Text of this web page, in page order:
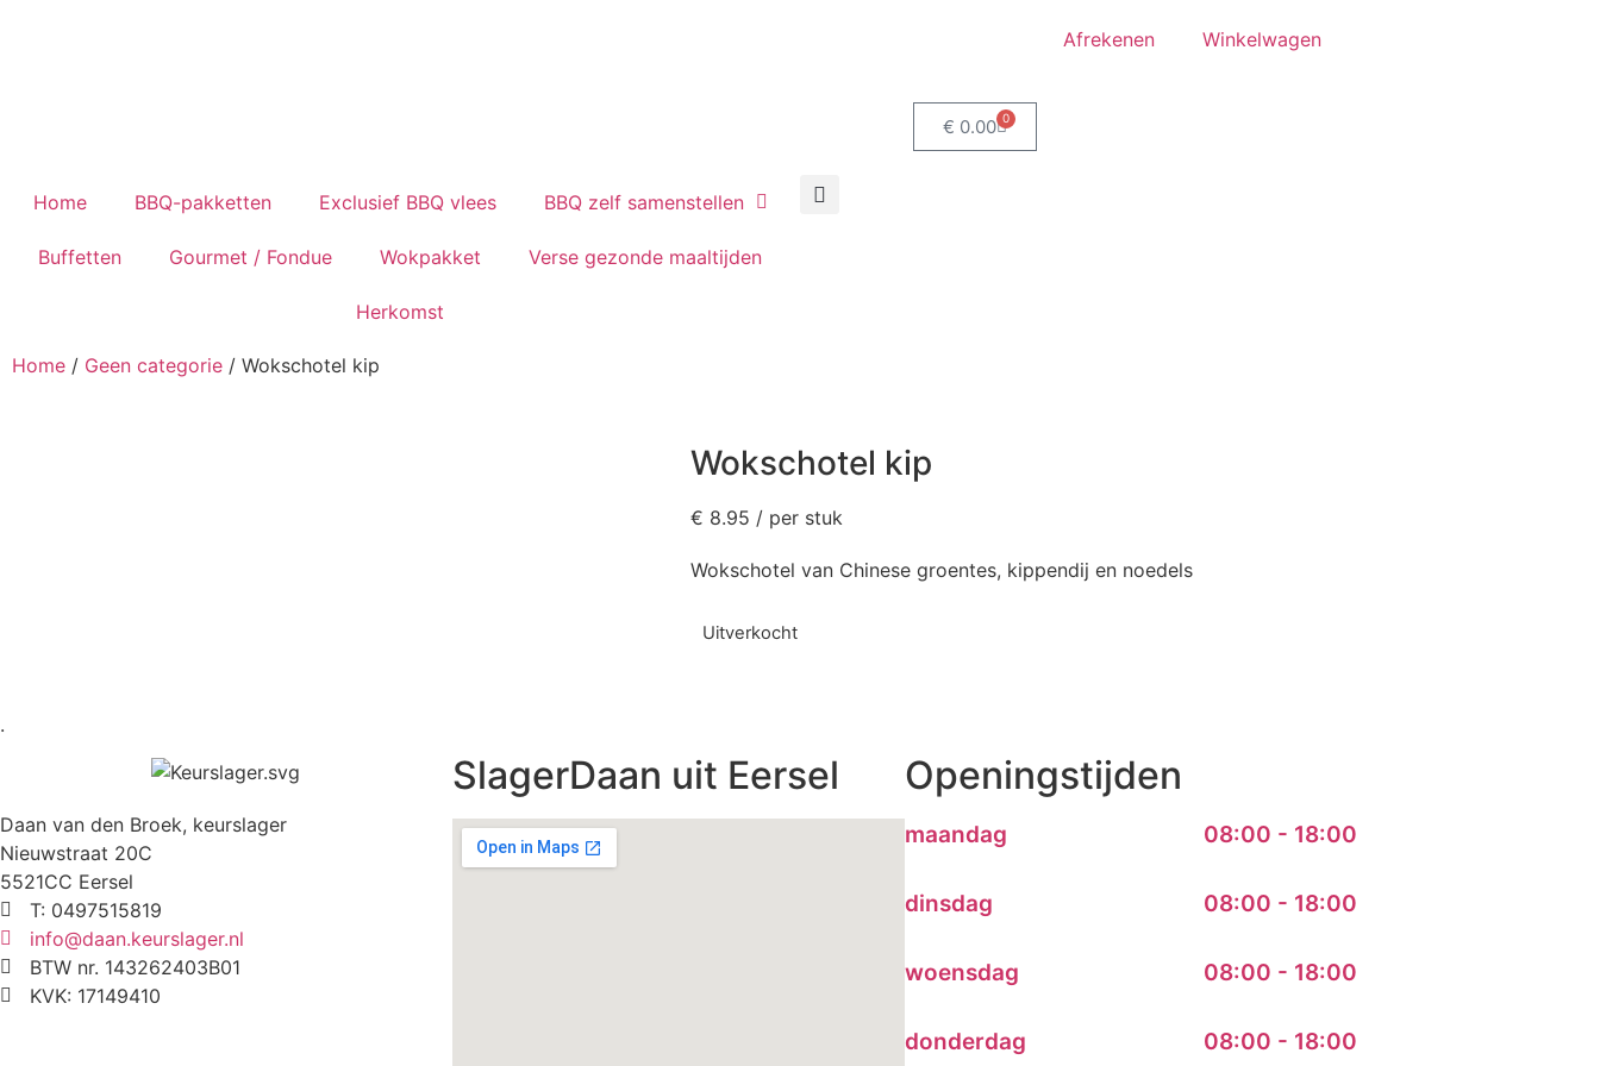
Afrekenen Winkelwagen
€ 0.00 0
Home BBQ-pakketten Exclusief BBQ vlees BBQ zelf samenstellen
Buffetten Gourmet / Fondue Wokpakket Verse gezonde maaltijden
Herkomst
Home / Geen categorie / Wokschotel kip
Wokschotel kip
€ 8.95 / per stuk
Wokschotel van Chinese groentes, kippendij en noedels
Uitverkocht
.
Daan van den Broek, keurslager
Nieuwstraat 20C
5521CC Eersel
T: 0497515819
info@daan.keurslager.nl
BTW nr. 143262403B01
KVK: 17149410
SlagerDaan uit Eersel Openingstijden
maandag 08:00 - 18:00
dinsdag 08:00 - 18:00
woensdag 08:00 - 18:00
donderdag 08:00 - 18:00